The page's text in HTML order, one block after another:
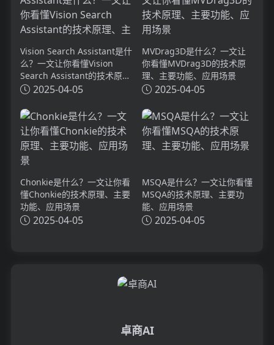
Vision Search Assistant是什
么？一文让你看懂Vision
Search Assistant的技术原
理、主要功能、应用场景
2025-04-05
MVDrag3D是什么？一文让
你看懂MVDrag3D的技术原
理、主要功能、应用场景
2025-04-05
Chonkie是什么？一文让你看
懂Chonkie的技术原理、主要
功能、应用场景
2025-04-05
MSQA是什么？一文让你看懂
MSQA的技术原理、主要功
能、应用场景
2025-04-05
卓商AI